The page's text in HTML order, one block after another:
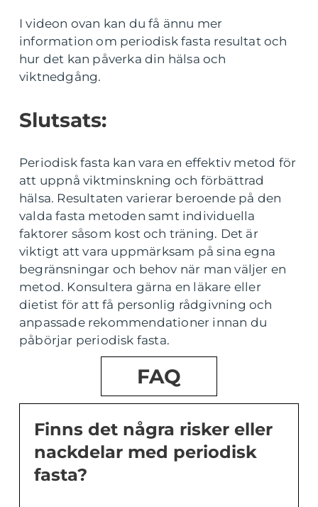
I videon ovan kan du få ännu mer
information om periodisk fasta resultat och
hur det kan påverka din hälsa och
viktnedgång.
Slutsats:
Periodisk fasta kan vara en effektiv metod för
att uppnå viktminskning och förbättrad
hälsa. Resultaten varierar beroende på den
valda fasta metoden samt individuella
faktorer såsom kost och träning. Det är
viktigt att vara uppmärksam på sina egna
begränsningar och behov när man väljer en
metod. Konsultera gärna en läkare eller
dietist för att få personlig rådgivning och
anpassade rekommendationer innan du
påbörjar periodisk fasta.
FAQ
Finns det några risker eller
nackdelar med periodisk
fasta?